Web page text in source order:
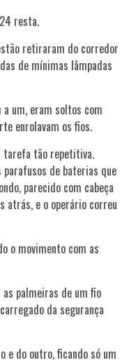
resta.
retiraram do corredor
de mínimas lâmpadas
um, eram soltos com
enrolavam os fios.
tarefa tão repetitiva.
parafusos de baterias que
parecido com cabeça
atrás, e o operário correu
o movimento com as
palmeiras de um fio
da segurança
e do outro, ficando só um